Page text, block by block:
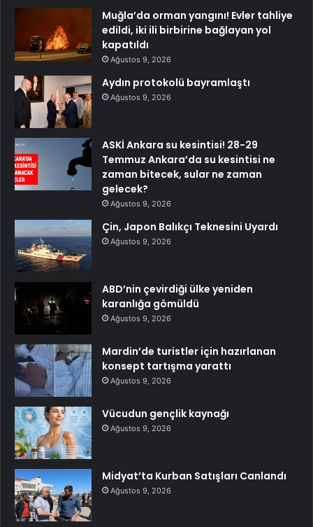
Muğla’da orman yangını! Evler tahliye
edildi, iki ili birbirine bağlayan yol
kapatıldı
Ağustos 9, 2026
Aydın protokolü bayramlaştı
Ağustos 9, 2026
ASKİ Ankara su kesintisi! 28-29
Temmuz Ankara’da su kesintisi ne
zaman bitecek, sular ne zaman
gelecek?
Ağustos 9, 2026
Çin, Japon Balıkçı Teknesini Uyardı
Ağustos 9, 2026
ABD’nin çevirdiği ülke yeniden
karanlığa gömüldü
Ağustos 9, 2026
Mardin’de turistler için hazırlanan
konsept tartışma yarattı
Ağustos 9, 2026
Vücudun gençlik kaynağı
Ağustos 9, 2026
Midyat’ta Kurban Satışları Canlandı
Ağustos 9, 2026